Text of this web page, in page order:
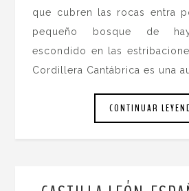
que cubren las rocas entra
pequeño bosque de
escondido en las
Cordillera Cantábrica es una
CONTINUAR